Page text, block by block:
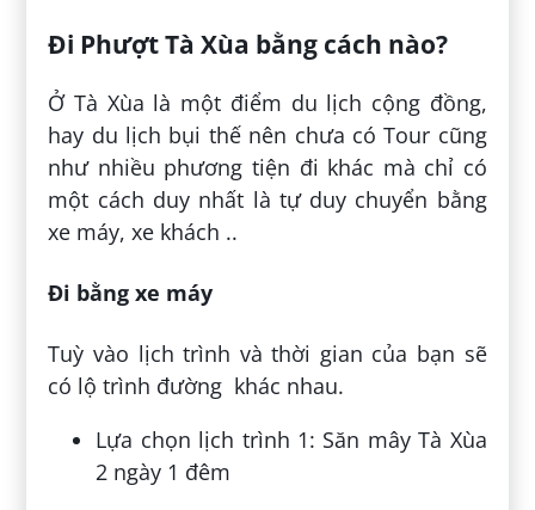
Đi Phượt Tà Xùa bằng cách nào?
Ở Tà Xùa là một điểm du lịch cộng đồng,
hay du lịch bụi thế nên chưa có Tour cũng
như nhiều phương tiện đi khác mà chỉ có
một cách duy nhất là tự duy chuyển bằng
xe máy, xe khách ..
Đi bằng xe máy
Tuỳ vào lịch trình và thời gian của bạn sẽ
có lộ trình đường khác nhau.
Lựa chọn lịch trình 1: Săn mây Tà Xùa
2 ngày 1 đêm